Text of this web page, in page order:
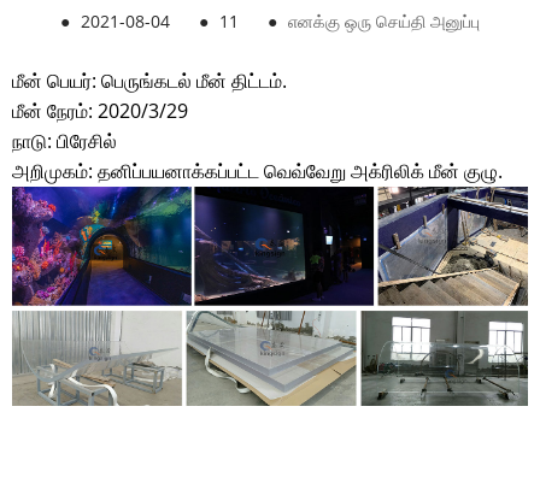
● 2021-08-04 ● 11 ● எனக்கு ஒரு செய்தி அனுப்பு
மீன் பெயர்: பெருங்கடல் மீன் திட்டம்.
மீன் நேரம்: 2020/3/29
நாடு: பிரேசில்
அறிமுகம்: தனிப்பயனாக்கப்பட்ட வெவ்வேறு அக்ரிலிக் மீன் குழு.